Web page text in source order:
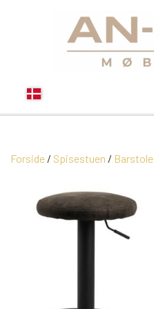
Forside Spisestuen Barstole